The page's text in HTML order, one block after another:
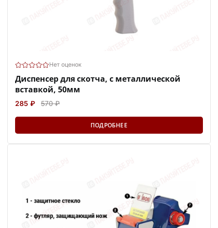
Нет оценок
Диспенсер для скотча, с металлической
вставкой, 50мм
285 ₽ 570 ₽
ПОДРОБНЕЕ